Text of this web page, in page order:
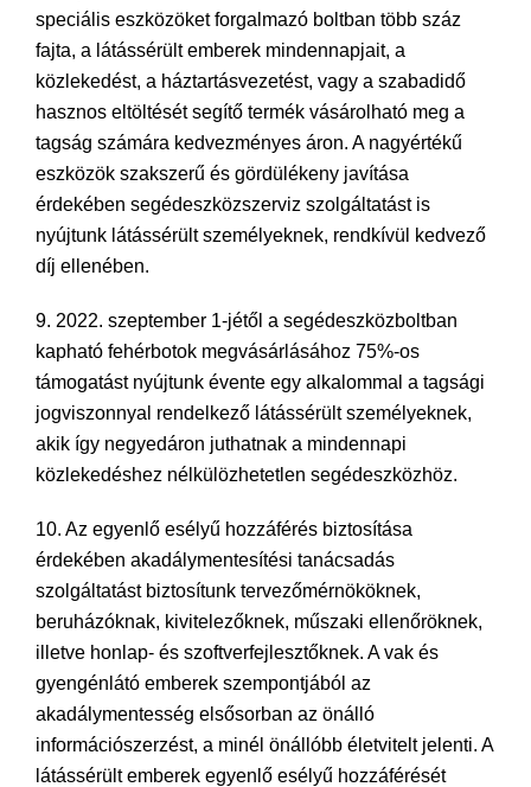
speciális eszközöket forgalmazó boltban több száz
fajta, a látássérült emberek mindennapjait, a
közlekedést, a háztartásvezetést, vagy a szabadidő
hasznos eltöltését segítő termék vásárolható meg a
tagság számára kedvezményes áron. A nagyértékű
eszközök szakszerű és gördülékeny javítása
érdekében segédeszközszerviz szolgáltatást is
nyújtunk látássérült személyeknek, rendkívül kedvező
díj ellenében.
9. 2022. szeptember 1-jétől a segédeszközboltban
kapható fehérbotok megvásárlásához 75%-os
támogatást nyújtunk évente egy alkalommal a tagsági
jogviszonnyal rendelkező látássérült személyeknek,
akik így negyedáron juthatnak a mindennapi
közlekedéshez nélkülözhetetlen segédeszközhöz.
10. Az egyenlő esélyű hozzáférés biztosítása
érdekében akadálymentesítési tanácsadás
szolgáltatást biztosítunk tervezőmérnököknek,
beruházóknak, kivitelezőknek, műszaki ellenőröknek,
illetve honlap- és szoftverfejlesztőknek. A vak és
gyengénlátó emberek szempontjából az
akadálymentesség elsősorban az önálló
információszerzést, a minél önállóbb életvitelt jelenti. A
látássérült emberek egyenlő esélyű hozzáférését